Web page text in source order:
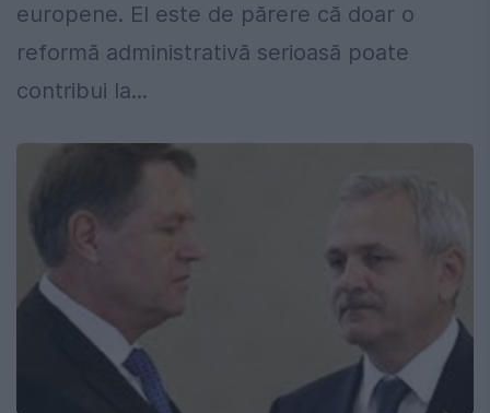
europene. El este de părere că doar o
reformă administrativă serioasă poate
contribui la...